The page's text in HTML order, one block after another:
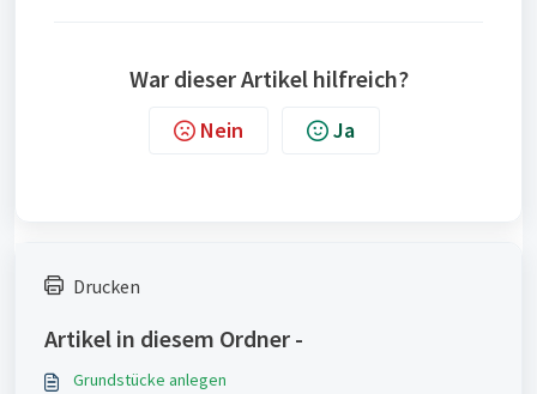
War dieser Artikel hilfreich?
Nein Ja
Drucken
Artikel in diesem Ordner -
Grundstücke anlegen